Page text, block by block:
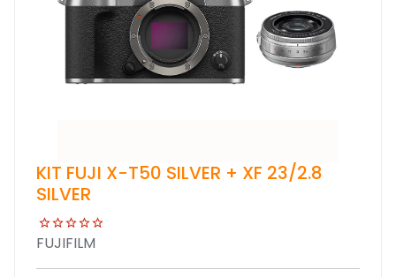
KIT FUJI X-T50 SILVER + XF 23/2.8
SILVER
FUJIFILM